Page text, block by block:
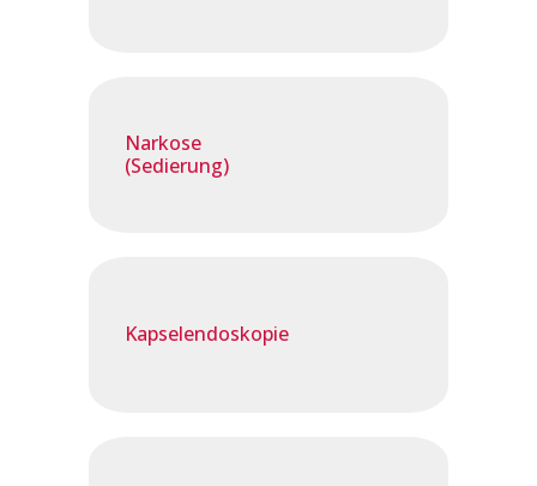
Narkose
(Sedierung)
Kapselendoskopie